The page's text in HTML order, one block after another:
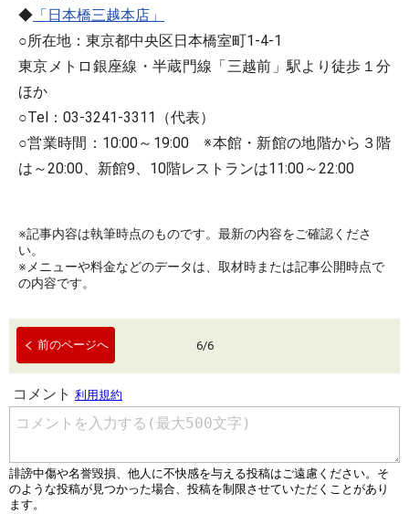
◆ 「日本橋三越本店」
○所在地：東京都中央区日本橋室町1-4-1
東京メトロ銀座線・半蔵門線「三越前」駅より徒歩１分
ほか
○Tel：03-3241-3311（代表）
○営業時間：10:00～19:00 ※本館・新館の地階から３階
は～20:00、新館9、10階レストランは11:00～22:00
※記事内容は執筆時点のものです。最新の内容をご確認くださ
い。
※メニューや料金などのデータは、取材時または記事公開時点で
の内容です。
前のページへ 6/6